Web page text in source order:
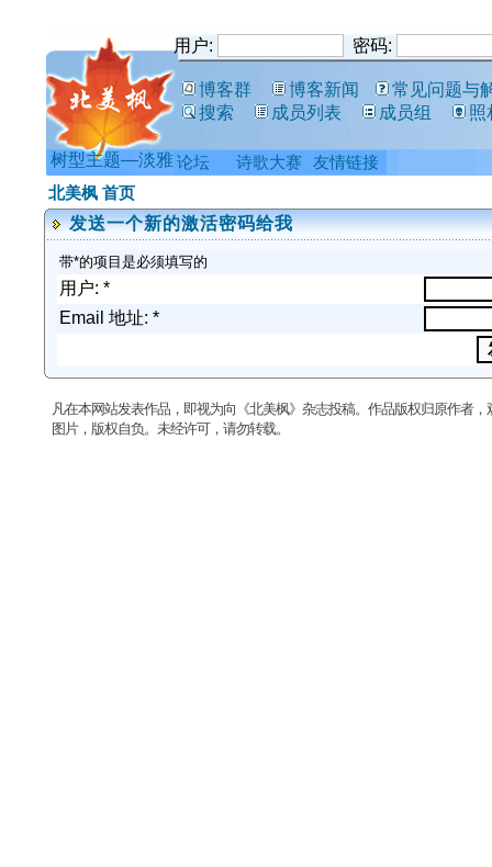
用户: 密码:
博客群 博客新闻
常见问题与
搜索
成员列表 成员组 照
树型主题—淡雅
北美枫 首页
发送一个新的激活密码给我
带*的项目是必须填写的
用户: *
Email 地址: *
凡在本网站发表作品，即视为向《北美枫》杂志投稿。作品版权归原作者
图片，版权自负。未经许可，请勿转载。
论坛 诗歌大赛 友情链接